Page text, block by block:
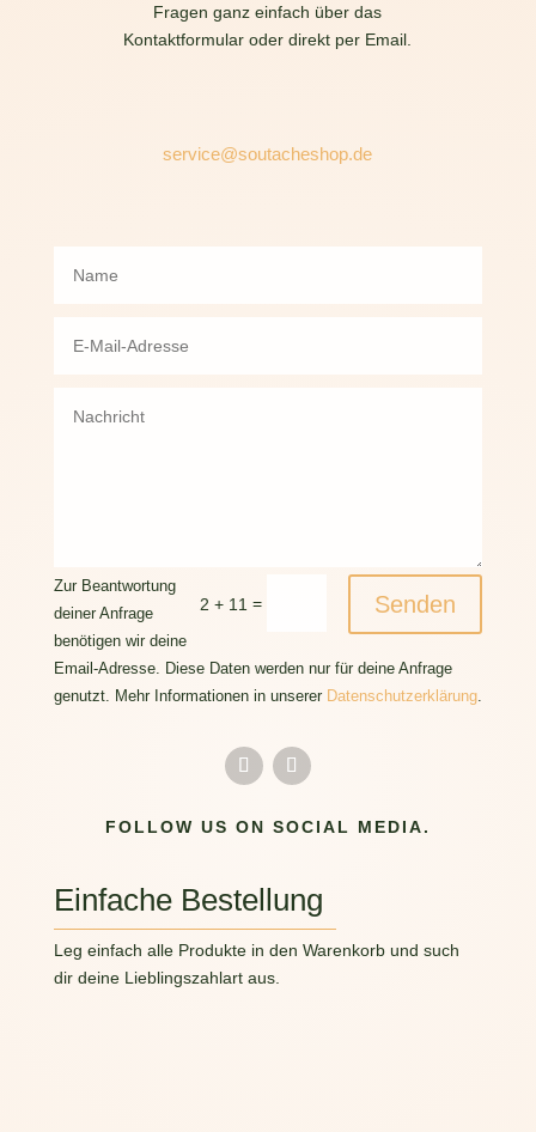
Fragen ganz einfach über das
Kontaktformular oder direkt per Email.
service@soutacheshop.de
2 + 11 = Senden
Zur Beantwortung
deiner Anfrage
benötigen wir deine
Email-Adresse. Diese Daten werden nur für deine Anfrage
genutzt. Mehr Informationen in unserer Datenschutzerklärung.
FOLLOW US ON SOCIAL MEDIA.
Einfache Bestellung
Leg einfach alle Produkte in den Warenkorb und such
dir deine Lieblingszahlart aus.